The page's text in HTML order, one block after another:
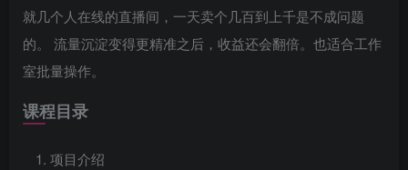
就几个人在线的直播间，一天卖个几百到上千是不成问题
的。 流量沉淀变得更精准之后，收益还会翻倍。也适合工作
室批量操作。
课程目录
项目介绍